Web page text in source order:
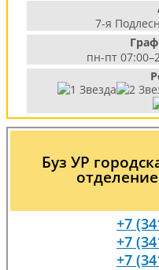
7-я
пн-пт
Буз УР
+7
+7
+7